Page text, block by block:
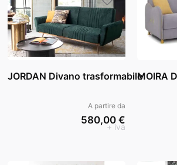
JORDAN Divano trasformabile
A partire da
580,00 €
+ iva
MOIRA